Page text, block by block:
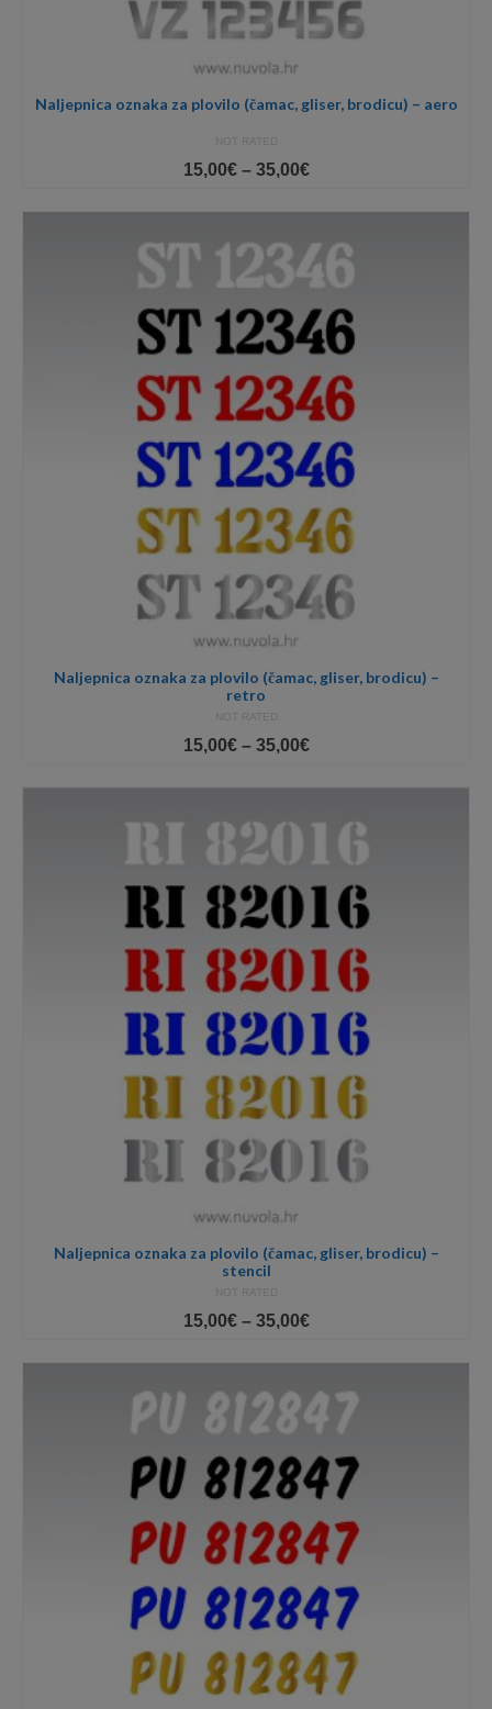
Naljepnica oznaka za plovilo (čamac, gliser, brodicu) – aero
NOT RATED
15,00€ – 35,00€Price
15,00€
35,00€
Naljepnica oznaka za plovilo (čamac, gliser, brodicu) –
retro
NOT RATED
15,00€ – 35,00€Price
15,00€
35,00€
Naljepnica oznaka za plovilo (čamac, gliser, brodicu) –
stencil
NOT RATED
15,00€ – 35,00€Price
15,00€
35,00€